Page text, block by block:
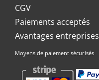
CGV
Paiements acceptés
Avantages entreprises
Moyens de paiement sécurisés